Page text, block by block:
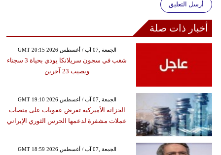
أرسل التعليق
أخبار ذات صلة
GMT 20:15 2026 الجمعة ,07 آب / أغسطس
شغب في سجون سريلانكا يودي بحياة 3 سجناء
ويصيب 23 آخرين
GMT 19:10 2026 الجمعة ,07 آب / أغسطس
الخزانة الأميركية تفرض عقوبات على منصات
عملات مشفرة لدعمها الحرس الثوري الإيراني
GMT 18:59 2026 الجمعة ,07 آب / أغسطس